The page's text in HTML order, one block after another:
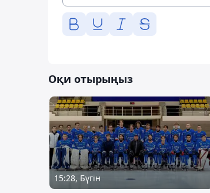
Оқи отырыңыз
15:28, Бүгін